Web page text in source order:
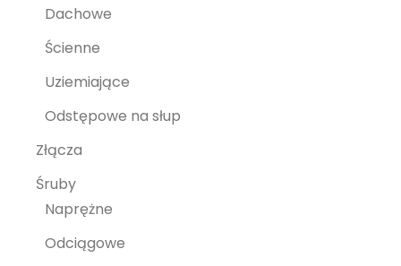
Dachowe
Ścienne
Uziemiające
Odstępowe na słup
Złącza
Śruby
Naprężne
Odciągowe